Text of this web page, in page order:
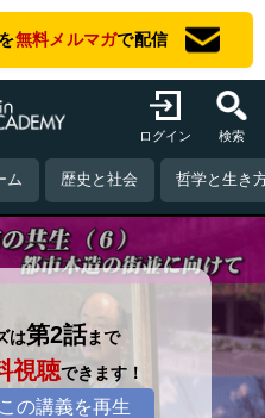
無料メルマガで配信
ログイン 検索
ム 歴史と社会 哲学と生き
は第2話まで
視聴できます！
の講義を再生